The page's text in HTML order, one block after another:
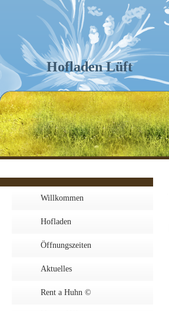
Hofladen Lüft
Willkommen
Hofladen
Öffnungszeiten
Aktuelles
Rent a Huhn ©